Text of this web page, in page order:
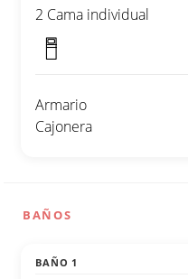
2 Cama individual
Armario
Cajonera
BAÑOS
BAÑO 1